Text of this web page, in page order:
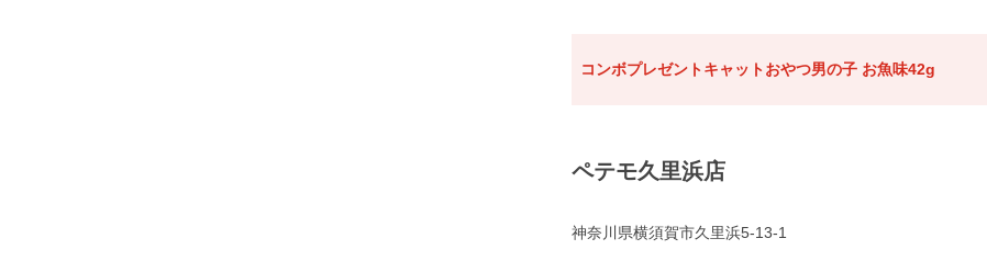
コンボプレゼントキャットおやつ男の子 お魚味42g
ペテモ久里浜店
神奈川県横須賀市久里浜5-13-1